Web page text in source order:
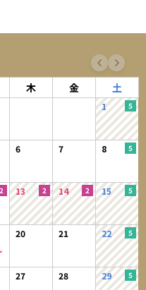
木 金 土
1
6 7 8
13 14 15
20 21 22
27 28 29